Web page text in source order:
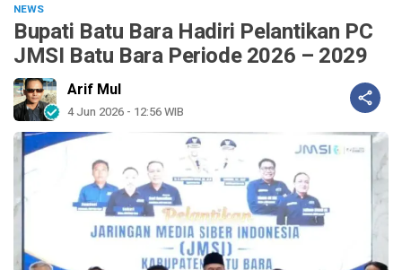
NEWS
Bupati Batu Bara Hadiri Pelantikan PC
JMSI Batu Bara Periode 2026 – 2029
Arif Mul
4 Jun 2026 - 12:56 WIB